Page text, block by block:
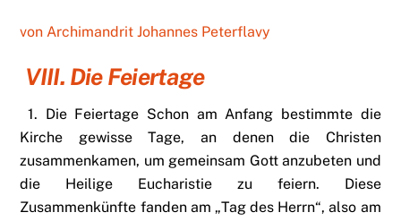
von Archimandrit Johannes Peterflavy
VIII. Die Feiertage
1. Die Feiertage Schon am Anfang bestimmte die
Kirche gewisse Tage, an denen die Christen
zusammenkamen, um gemeinsam Gott anzubeten und
die Heilige Eucharistie zu feiern. Diese
Zusammenkünfte fanden am „Tag des Herrn“, also am